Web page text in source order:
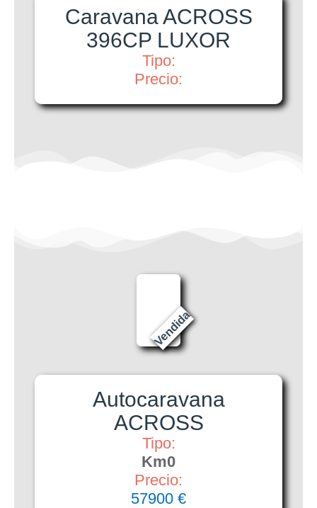
Caravana ACROSS
396CP LUXOR
Tipo:
Precio:
Vendida
Autocaravana
ACROSS
Tipo:
Km0
Precio:
57900 €